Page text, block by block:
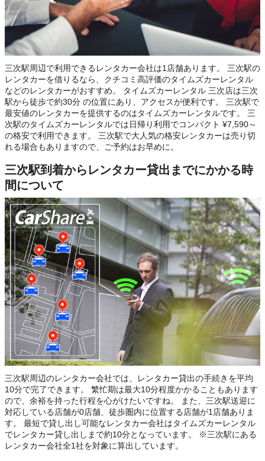
三次駅周辺で利用できるレンタカー会社は1店舗あります。 三次駅の
レンタカーを借りるなら、クチコミ高評価のタイムズカーレンタル
などのレンタカーがおすすめ。 タイムズカーレンタル 三次店は三次
駅から徒歩で約30分 の位置にあり、アクセスが便利です。 三次駅で
最安値のレンタカーを提供するのはタイムズカーレンタルです。 三
次駅のタイムズカーレンタルでは日帰り利用でコンパクト ¥7,590～
の格安で利用できます。 三次駅で大人気の格安レンタカーは売り切
れる場合もありますので、ご予約はお早めに。
三次駅到着からレンタカー貸出までにかかる時
間について
三次駅周辺のレンタカー会社では、レンタカー貸出の手続きを平均
10分で完了できます。 繁忙期は最大10分程度かかることもあります
ので、余裕を持った行程を心がけたいですね。 また、三次駅送迎に
対応している店舗が0店舗、徒歩圏内に位置する店舗が1店舗ありま
す。 最短で貸し出し可能なレンタカー会社はタイムズカーレンタル
でレンタカー貸し出しまで約10分となっています。 ※三次駅にある
レンタカー会社全1社を対象に算出しています。